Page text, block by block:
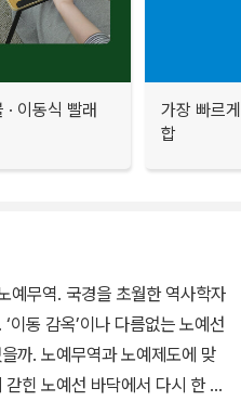
이동식 빨래
가장 빠르
합
예무역. 국경을 초월한 역사학자
이동 감옥’이나 다름없는 노예선
까. 노예무역과 노예제도에 맞
힌 노예선 바닥에서 다시 한 번